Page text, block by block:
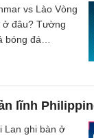
vs Lào Vòng
ở đâu? Tường
bóng đá
lĩnh
Lan ghi bàn ở